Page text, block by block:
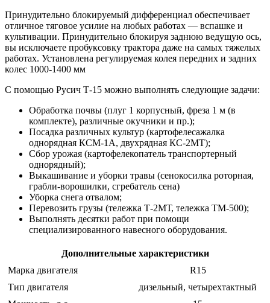
Принудительно блокируемый дифференциал обеспечивает
отличное тяговое усилие на любых работах — вспашке и
культивации. Принудительно блокируя заднюю ведущую ось,
вы исключаете пробуксовку трактора даже на самых тяжелых
работах. Установлена регулируемая колея передних и задних
колес 1000-1400 мм
С помощью Русич Т-15 можно выполнять следующие задачи:
Обработка почвы (плуг 1 корпусный, фреза 1 м (в
комплекте), различные окучники и пр.);
Посадка различных культур (картофелесажалка
однорядная КСМ-1А, двухрядная КС-2МТ);
Сбор урожая (картофелекопатель транспортерный
однорядный);
Выкашивание и уборки травы (сенокосилка роторная,
грабли-ворошилки, сгребатель сена)
Уборка снега отвалом;
Перевозить грузы (тележка Т-2МТ, тележка ТМ-500);
Выполнять десятки работ при помощи
специализированного навесного оборудования.
Дополнительные характеристики
Марка двигателя
R15
Тип двигателя
дизельный, четырехтактный